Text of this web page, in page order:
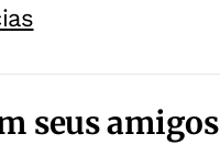
seus amigos